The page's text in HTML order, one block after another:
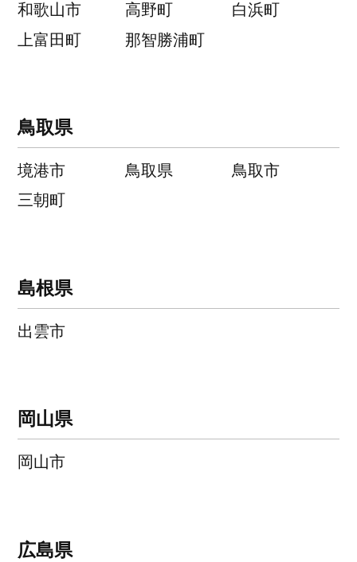
和歌山市 高野町
白浜町
上富田町
那智勝浦町
鳥取県
境港市 鳥取県
鳥取市
三朝町
島根県
出雲市
岡山県
岡山市
広島県